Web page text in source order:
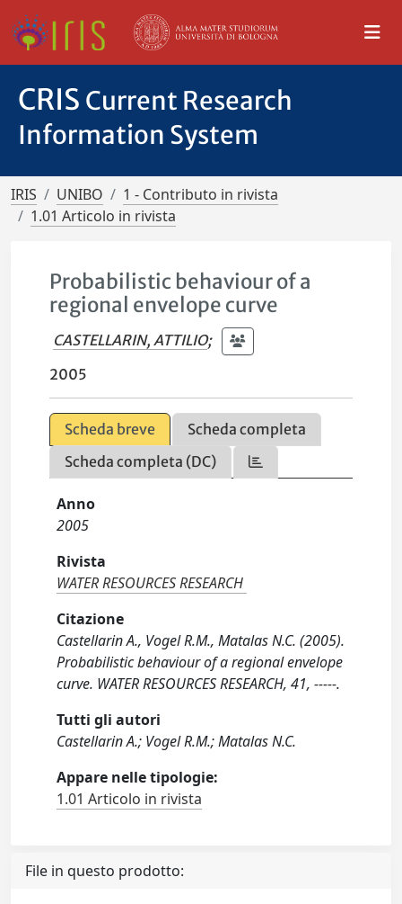
CRIS Current Research
Information System
IRIS UNIBO
1 - Contributo in rivista
1.01 Articolo in rivista
Probabilistic behaviour of a
regional envelope curve
CASTELLARIN, ATTILIO;
2005
Scheda breve
Scheda completa
Scheda completa (DC)
Anno
2005
Rivista
WATER RESOURCES RESEARCH
Citazione
Castellarin A., Vogel R.M., Matalas N.C. (2005).
Probabilistic behaviour of a regional envelope
curve. WATER RESOURCES RESEARCH, 41, -----.
Tutti gli autori
Castellarin A.; Vogel R.M.; Matalas N.C.
Appare nelle tipologie:
1.01 Articolo in rivista
File in questo prodotto: